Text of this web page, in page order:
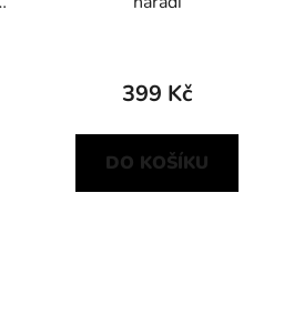
399 Kč
DO KOŠÍKU